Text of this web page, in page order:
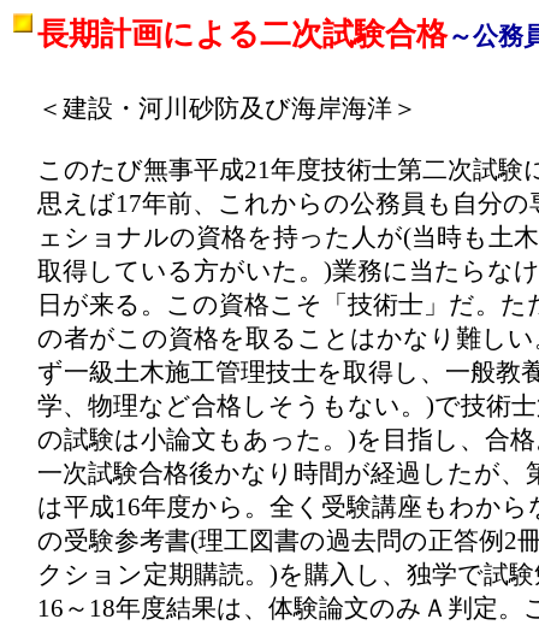
長期計画による二次試験合格～公務
＜建設・河川砂防及び海岸海洋＞
このたび無事平成21年度技術士第二次試験
思えば17年前、これからの公務員も自分
ェショナルの資格を持った人が(当時も土
取得している方がいた。)業務に当たらな
日が来る。この資格こそ「技術士」だ。
の者がこの資格を取ることはかなり難し
ず一級土木施工管理技士を取得し、一般教
学、物理など合格しそうもない。)で技術
の試験は小論文もあった。)を目指し、合
一次試験合格後かなり時間が経過したが、
は平成16年度から。全く受験講座もわか
の受験参考書(理工図書の過去問の正答例2
クション定期購読。)を購入し、独学で試
16～18年度結果は、体験論文のみＡ判定